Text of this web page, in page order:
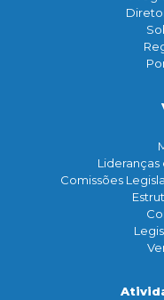
Comissões